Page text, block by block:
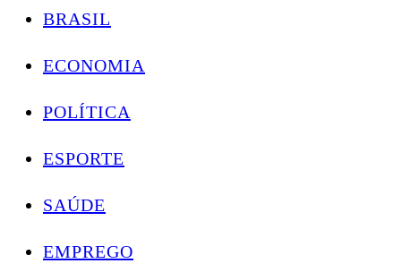
BRASIL
ECONOMIA
POLÍTICA
ESPORTE
SAÚDE
EMPREGO